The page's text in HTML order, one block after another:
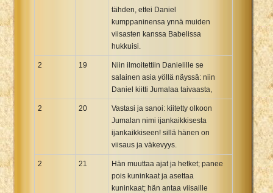
tähden, ettei Daniel
kumppaninensa ynnä muiden
viisasten kanssa Babelissa
hukkuisi.
2 19
Niin ilmoitettiin Danielille se
salainen asia yöllä näyssä: niin
Daniel kiitti Jumalaa taivaasta,
2 20
Vastasi ja sanoi: kiitetty olkoon
Jumalan nimi ijankaikkisesta
ijankaikkiseen! sillä hänen on
viisaus ja väkevyys.
2 21
Hän muuttaa ajat ja hetket; panee
pois kuninkaat ja asettaa
kuninkaat; hän antaa viisaille